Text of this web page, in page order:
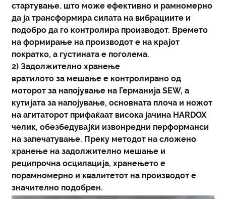
стартување. што може ефективно и рамномерно
да ја трансформира силата на вибрациите и
подобро да го контролира производот. Времето
на формирање на производот е на крајот
пократко, а густината е поголема.
2) Задолжително хранење
вратилото за мешање е контролирано од
моторот за напојување на Германија SEW, а
кутијата за напојување, основната плоча и ножот
на агитаторот прифаќаат висока јачина HARDOX
челик, обезбедувајќи извонредни перформанси
на запечатување. Преку методот на сложено
хранење на задолжително мешање и
реципрочна осцилација, хранењето е
порамномерно и квалитетот на производот е
значително подобрен.